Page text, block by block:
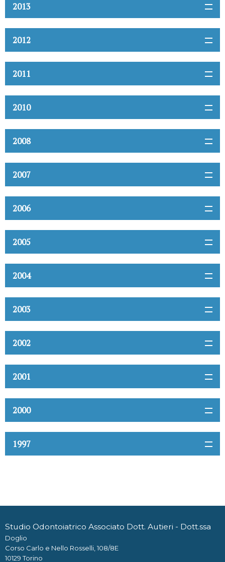
2013
2012
2011
2010
2008
2007
2006
2005
2004
2003
2002
2001
2000
1997
Studio Odontoiatrico Associato Dott. Autieri - Dott.ssa
Doglio
Corso Carlo e Nello Rosselli, 108/8E
10129 Torino